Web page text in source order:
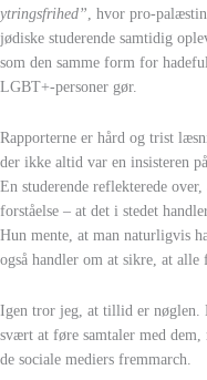
ytringsfrihed”, hvor pro-
jødiske studerende samtidig
som den samme form for
LGBT+-personer gør.
Rapporterne er hård og trist
der ikke altid var en insisteren
En studerende reflekterede
forståelse – at det i stedet
Hun mente, at man naturligvis
også handler om at sikre, at alle
Igen tror jeg, at tillid er nøglen.
svært at føre samtaler med
de sociale mediers fremmarch.